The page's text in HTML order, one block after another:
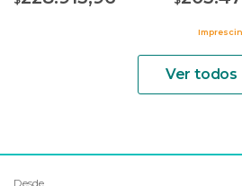
Ver todos
Desde